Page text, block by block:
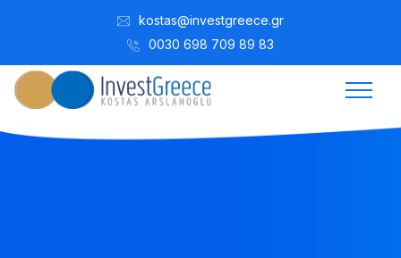
kostas@investgreece.gr
0030 698 709 89 83